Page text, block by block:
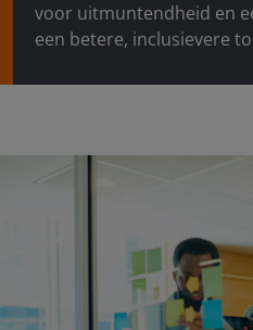
voor uitmuntendheid en
een betere, inclusievere